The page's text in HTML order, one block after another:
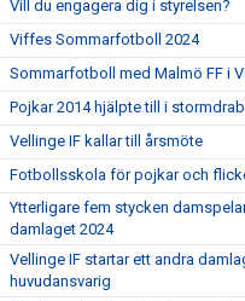
Vill du engagera dig i styrelsen?
Viffes Sommarfotboll 2024
Sommarfotboll med Malmö FF i
Pojkar 2014 hjälpte till i
Vellinge IF kallar till årsmöte
Fotbollsskola för pojkar och
Ytterligare fem stycken
damlaget 2024
Vellinge IF startar ett andra
huvudansvarig